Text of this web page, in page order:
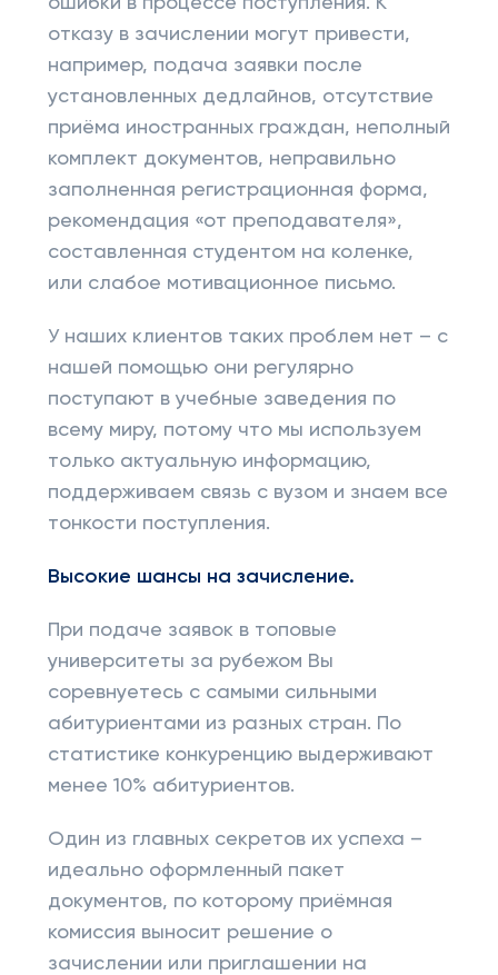
отказу в зачислении могут привести,
например, подача заявки после
установленных дедлайнов, отсутствие
приёма иностранных граждан, неполный
комплект документов, неправильно
заполненная регистрационная форма,
рекомендация «от преподавателя»,
составленная студентом на коленке,
или слабое мотивационное письмо.
У наших клиентов таких проблем нет – с
нашей помощью они регулярно
поступают в учебные заведения по
всему миру, потому что мы используем
только актуальную информацию,
поддерживаем связь с вузом и знаем все
тонкости поступления.
Высокие шансы на зачисление.
При подаче заявок в топовые
университеты за рубежом Вы
соревнуетесь с самыми сильными
абитуриентами из разных стран. По
статистике конкуренцию выдерживают
менее 10% абитуриентов.
Один из главных секретов их успеха –
идеально оформленный пакет
документов, по которому приёмная
комиссия выносит решение о
зачислении или приглашении на